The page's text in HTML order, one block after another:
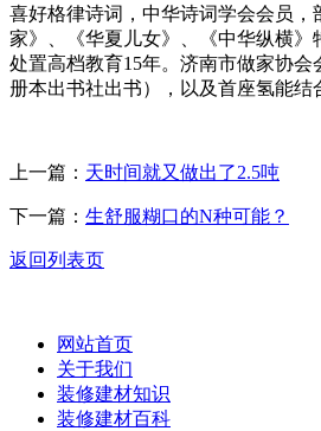
喜好格律诗词，中华诗词学会会员
家》、《华夏儿女》、《中华纵横
处置高档教育15年。济南市做家协
册本出书社出书），以及首座氢能结
上一篇： 天时间就又做出了2.5吨
下一篇： 生舒服糊口的N种可能？
返回列表页
网站首页
关于我们
装修建材知识
装修建材百科